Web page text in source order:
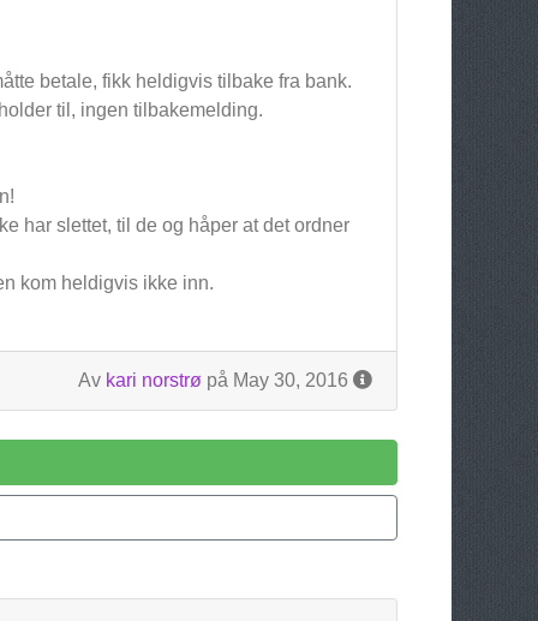
betale, fikk heldigvis tilbake fra bank.
til, ingen tilbakemelding.
har slettet, til de og håper at det ordner
kom heldigvis ikke inn.
Av kari norstrø på May 30, 2016